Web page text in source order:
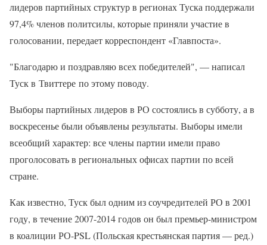
лидеров партийных структур в регионах Туска поддержали
97,4% членов политсилы, которые приняли участие в
голосовании, передает корреспондент «Главпоста».
"Благодарю и поздравляю всех победителей", — написал
Туск в Твиттере по этому поводу.
Выборы партийных лидеров в РО состоялись в субботу, а в
воскресенье были объявлены результаты. Выборы имели
всеобщий характер: все члены партии имели право
проголосовать в региональных офисах партии по всей
стране.
Как известно, Туск был одним из соучредителей РО в 2001
году, в течение 2007-2014 годов он был премьер-министром
в коалиции РО-PSL (Польская крестьянская партия — ред.)